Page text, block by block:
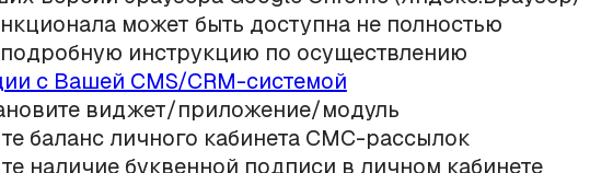
может быть доступна не полностью
инструкцию по осуществлению
с Вашей CMS/CRM-системой
виджет/приложение/модуль
баланс личного кабинета СМС-рассылок
наличие буквенной подписи в личном кабинете